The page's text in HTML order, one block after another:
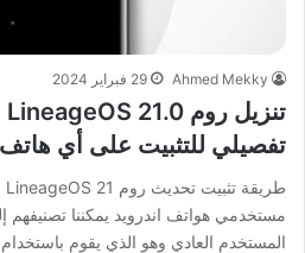
Ahmed Mekky 29 فبراير 2024
تفصيلي للتثبيت على أي هاتف
مستخدمي هواتف اندرويد يمكننا تصنيفهم
المستخدم العادي وهو الذي يقوم